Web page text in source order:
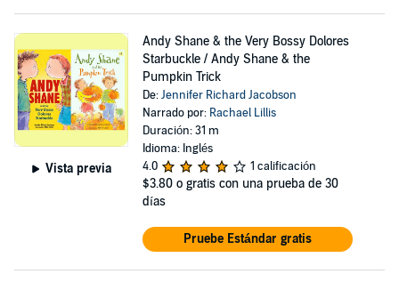
Vista previa
Andy Shane & the Very Bossy Dolores
Starbuckle / Andy Shane & the
Pumpkin Trick
De:Jennifer Richard Jacobson
Narrado por: Rachael Lillis
Duración: 31 m
Idioma: Inglés
4.0
1 calificación
$3.80 o gratis con una prueba de 30
días
Pruebe Estándar gratis